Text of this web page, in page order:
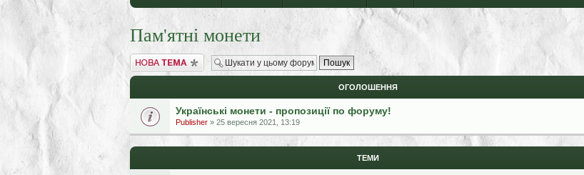
Пам'ятні монети
Створити нову тему
ОГОЛОШЕННЯ
Українські монети - пропозиції по форуму!
Publisher » 25 вересня 2021, 13:19
ТЕМИ